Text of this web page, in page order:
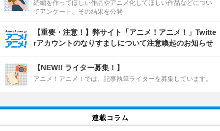
続編を作ってほしい作品やアニメ化してほしい作品などについ
てアンケート、その結果を公開
【重要・注意！】弊サイト「アニメ！アニメ！」Twitte
rアカウントのなりすましについて注意喚起のお知らせ
【NEW!! ライター募集！】
アニメ！アニメ！では、記事執筆ライターを募集しています。
連載コラム